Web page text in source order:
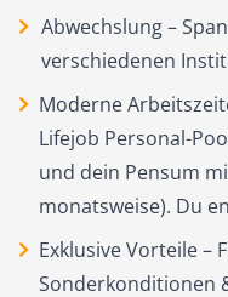
Abwechslung –
verschiedenen
Moderne
Lifejob Personal-
und dein Pensum
monatsweise). Du
Exklusive Vorteile –
Sonderkonditionen